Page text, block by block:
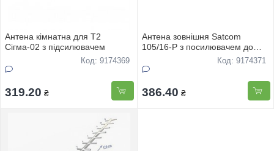
Антена кiмнатна для Т2
Сiгма-02 з пiдсилювачем
Код: 9174369
319.20 ₴
Антена зовнiшня Satcom
105/16-P з посилювачем до
Код: 9174371
386.40 ₴